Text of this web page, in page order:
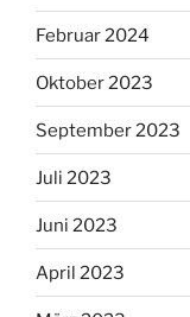
Februar 2024
Oktober 2023
September 2023
Juli 2023
Juni 2023
April 2023